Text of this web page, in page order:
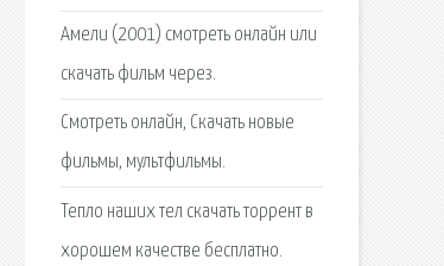
Амели (2001) смотреть онлайн или
скачать фильм через.
Смотреть онлайн, Скачать новые
фильмы, мультфильмы.
Тепло наших тел скачать торрент в
хорошем качестве бесплатно.